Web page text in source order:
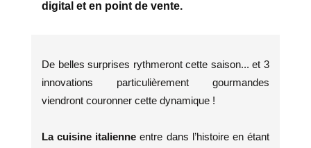
digital et en point de vente.
De belles surprises rythmeront cette saison... et 3
innovations particulièrement gourmandes
viendront couronner cette dynamique !
La cuisine italienne entre dans l’histoire en étant